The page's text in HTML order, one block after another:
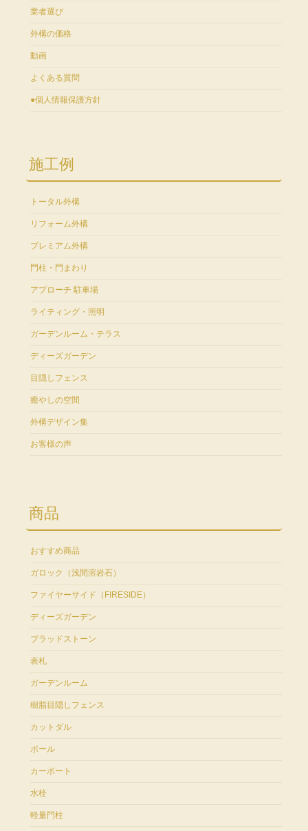
業者選び
外構の価格
動画
よくある質問
●個人情報保護方針
施工例
トータル外構
リフォーム外構
プレミアム外構
門柱・門まわり
アプローチ 駐車場
ライティング・照明
ガーデンルーム・テラス
ディーズガーデン
目隠しフェンス
癒やしの空間
外構デザイン集
お客様の声
商品
おすすめ商品
ガロック（浅間溶岩石）
ファイヤーサイド（FIRESIDE）
ディーズガーデン
ブラッドストーン
表札
ガーデンルーム
樹脂目隠しフェンス
カットダル
ポール
カーポート
水栓
軽量門柱